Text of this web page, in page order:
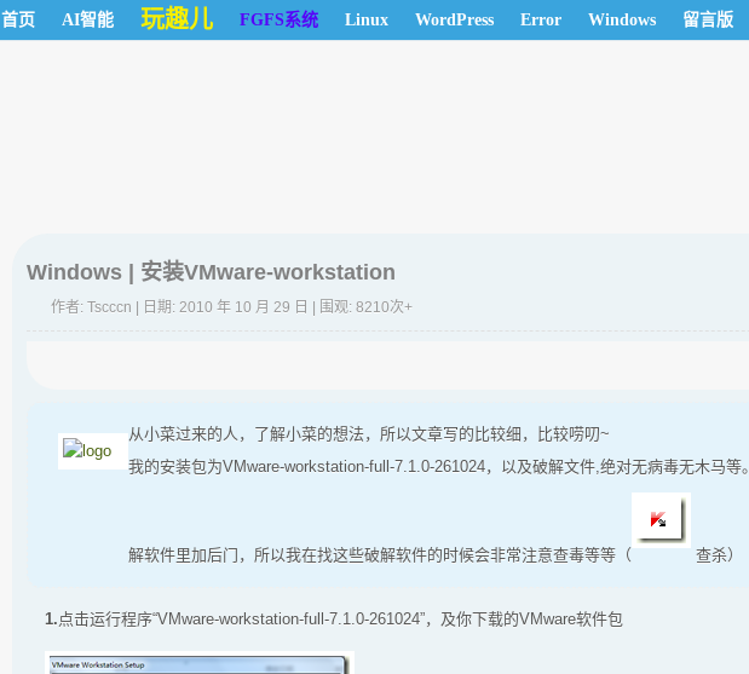
首页 AI智能 玩趣儿 FGFS系统 Linux WordPress Error Windows 留言版
Windows | 安装VMware-workstation
作者: Tscccn | 日期: 2010 年 10 月 29 日 | 围观: 8210次+
从小菜过来的人，了解小菜的想法，所以文章写的比较细，比较唠叨~
我的安装包为VMware-workstation-full-7.1.0-261024，以及破解文件,绝对无病毒无木马等
解软件里加后门，所以我在找这些破解软件的时候会非常注意查毒等等（ 查杀）
1. 点击运行程序“VMware-workstation-full-7.1.0-261024”，及你下载的VMware软件包